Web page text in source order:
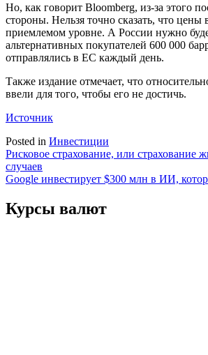
Но, как говорит Bloomberg, из-за этого
стороны. Нельзя точно сказать, что цены
приемлемом уровне. А России нужно
альтернативных покупателей 600 000
отправлялись в ЕС каждый день.
Также издание отмечает, что
ввели для того, чтобы его не достичь.
Источник
Posted in Инвестиции
Навигация
по
Рисковое страхование, или страхование
случаев
Google инвестирует $300 млн в ИИ,
Курсы валют